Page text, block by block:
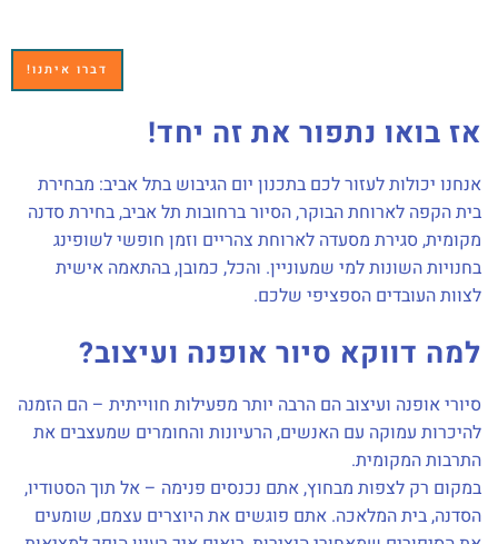
דברו איתנו!
אז בואו נתפור את זה יחד!
אנחנו יכולות לעזור לכם בתכנון יום הגיבוש בתל אביב: מבחירת
בית הקפה לארוחת הבוקר, הסיור ברחובות תל אביב, בחירת סדנה
מקומית, סגירת מסעדה לארוחת צהריים וזמן חופשי לשופינג
בחנויות השונות למי שמעוניין. והכל, כמובן, בהתאמה אישית
לצוות העובדים הספציפי שלכם.
למה דווקא סיור אופנה ועיצוב?
סיורי אופנה ועיצוב הם הרבה יותר מפעילות חווייתית – הם הזמנה
להיכרות עמוקה עם האנשים, הרעיונות והחומרים שמעצבים את
התרבות המקומית.
במקום רק לצפות מבחוץ, אתם נכנסים פנימה – אל תוך הסטודיו,
הסדנה, בית המלאכה. אתם פוגשים את היוצרים עצמם, שומעים